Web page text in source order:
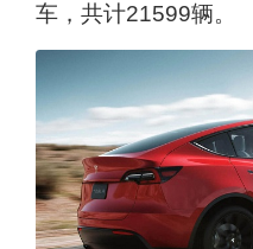
车，共计21599辆。